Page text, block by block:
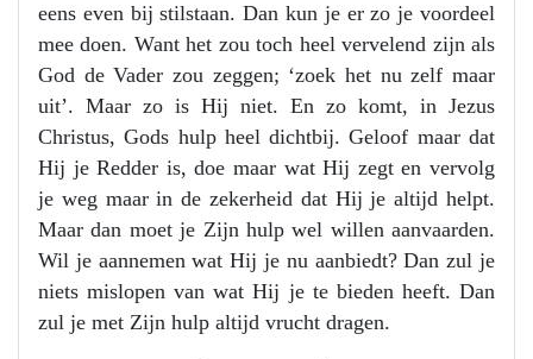
eens even bij stilstaan. Dan kun je er zo je voordeel
mee doen. Want het zou toch heel vervelend zijn als
God de Vader zou zeggen; ‘zoek het nu zelf maar
uit’. Maar zo is Hij niet. En zo komt, in Jezus
Christus, Gods hulp heel dichtbij. Geloof maar dat
Hij je Redder is, doe maar wat Hij zegt en vervolg
je weg maar in de zekerheid dat Hij je altijd helpt.
Maar dan moet je Zijn hulp wel willen aanvaarden.
Wil je aannemen wat Hij je nu aanbiedt? Dan zul je
niets mislopen van wat Hij je te bieden heeft. Dan
zul je met Zijn hulp altijd vrucht dragen.